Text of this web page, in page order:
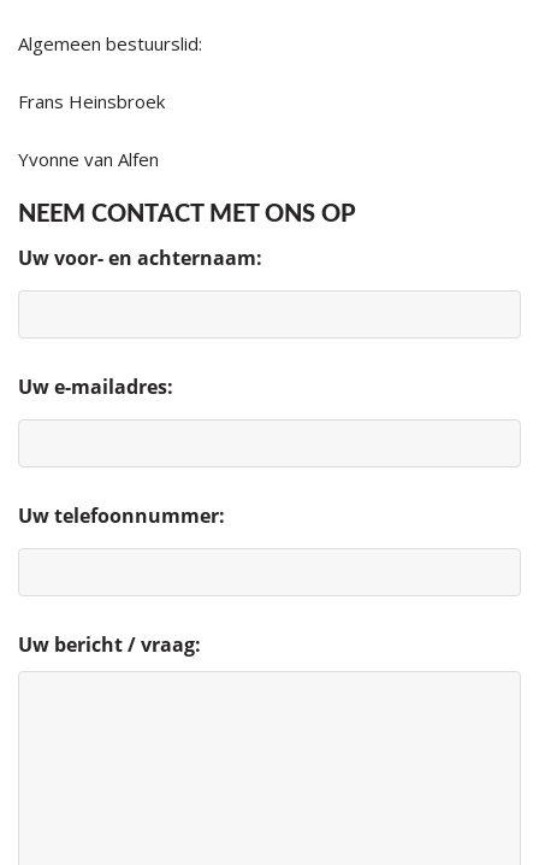
Algemeen bestuurslid:
Frans Heinsbroek
Yvonne van Alfen
NEEM CONTACT MET ONS OP
Uw voor- en achternaam:
Uw e-mailadres:
Uw telefoonnummer:
Uw bericht / vraag: